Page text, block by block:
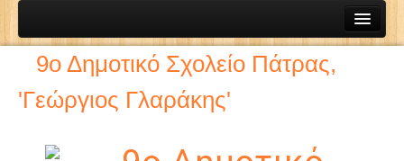
Αρχική
Το σχολείο μας
Ιστορία του σχολείου
Εκπαιδευτικοί
9ο Δημοτικό Σχολείο Πάτρας,
'Γεώργιος Γλαράκης'